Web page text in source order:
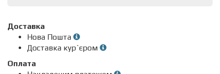
Доставка
Нова Пошта
Доставка кур`єром
Оплата